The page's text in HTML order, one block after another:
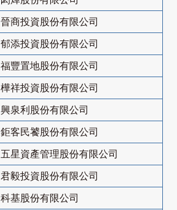
晉商投資股份有限公司
郁添投資股份有限公司
福豐置地股份有限公司
樺祥投資股份有限公司
興泉利股份有限公司
鉅客民饕股份有限公司
五星資產管理股份有限公司
君毅投資股份有限公司
科基股份有限公司